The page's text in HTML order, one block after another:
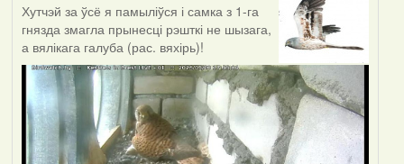
Хутчэй за ўсё я памыліўся і самка з 1-га
гнязда змагла прынесці рэшткі не шызага,
а вялікага галуба (рас. вяхірь)!